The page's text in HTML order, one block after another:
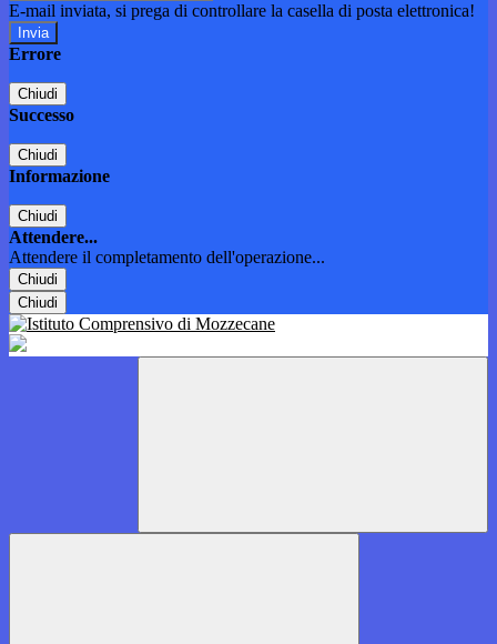
E-mail inviata, si prega di controllare la casella di posta elettronica!
Errore
Chiudi
Successo
Chiudi
Informazione
Chiudi
Attendere...
Attendere il completamento dell'operazione...
Chiudi
Chiudi